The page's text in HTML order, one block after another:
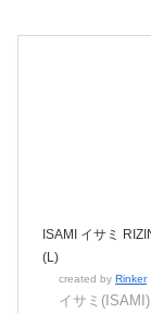
ISAMI イサミ
(L)
created by Rinker
イサミ(ISAMI)